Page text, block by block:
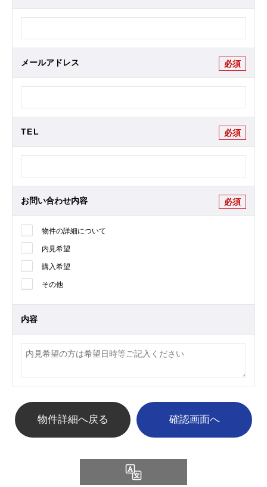
メールアドレス 必須
TEL 必須
お問い合わせ内容 必須
物件の詳細について
内見希望
購入希望
その他
内容
物件詳細へ戻る